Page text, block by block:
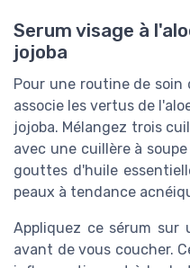
Serum visage à
jojoba
Pour une routine de soin
associe les vertus de
jojoba. Mélangez trois
avec une cuillère à
gouttes d'huile
peaux à tendance
Appliquez ce sérum sur
avant de vous coucher.